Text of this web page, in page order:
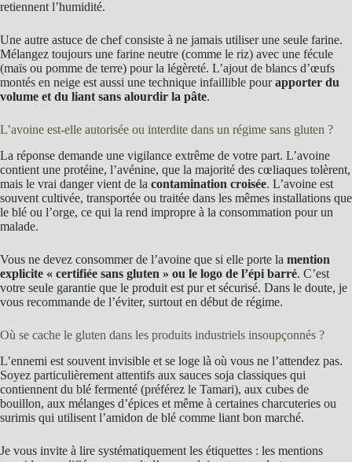
retiennent l’humidité.
Une autre astuce de chef consiste à ne jamais utiliser une seule farine.
Mélangez toujours une farine neutre (comme le riz) avec une fécule
(maïs ou pomme de terre) pour la légèreté. L’ajout de blancs d’œufs
montés en neige est aussi une technique infaillible pourapporter du
volume et du liant sans alourdir la pâte.
L’avoine est-elle autorisée ou interdite dans un régime sans gluten ?
La réponse demande une vigilance extrême de votre part. L’avoine
contient une protéine, l’avénine, que la majorité des cœliaques tolèrent,
mais le vrai danger vient de la contamination croisée. L’avoine est
souvent cultivée, transportée ou traitée dans les mêmes installations que
le blé ou l’orge, ce qui la rend impropre à la consommation pour un
malade.
Vous ne devez consommer de l’avoine que si elle porte la mention
explicite « certifiée sans gluten » ou le logo de l’épi barré. C’est
votre seule garantie que le produit est pur et sécurisé. Dans le doute, je
vous recommande de l’éviter, surtout en début de régime.
Où se cache le gluten dans les produits industriels insoupçonnés ?
L’ennemi est souvent invisible et se loge là où vous ne l’attendez pas.
Soyez particulièrement attentifs aux sauces soja classiques qui
contiennent du blé fermenté (préférez le Tamari), aux cubes de
bouillon, aux mélanges d’épices et même à certaines charcuteries ou
surimis qui utilisent l’amidon de blé comme liant bon marché.
Je vous invite à lire systématiquement les étiquettes : les mentions